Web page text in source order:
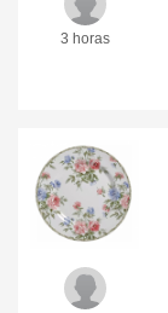
3 horas